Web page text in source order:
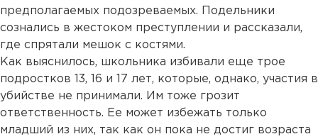
предполагаемых подозреваемых. Подельники
сознались в жестоком преступлении и рассказали,
где спрятали мешок с костями.
Как выяснилось, школьника избивали еще трое
подростков 13, 16 и 17 лет, которые, однако, участия в
убийстве не принимали. Им тоже грозит
ответственность. Ее может избежать только
младший из них, так как он пока не достиг возраста